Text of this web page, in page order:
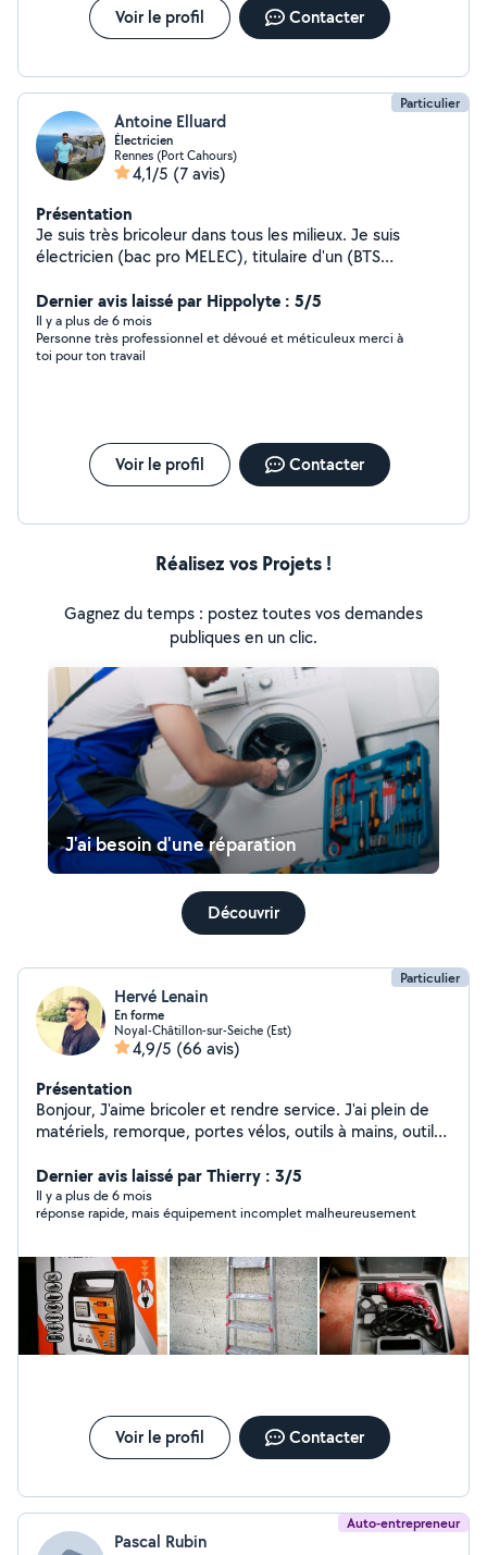
Voir le profil Contacter
Particulier
Antoine Elluard
Électricien
Rennes (Port Cahours)
4,1/5 (7 avis)
Présentation
Je suis très bricoleur dans tous les milieux. Je suis
électricien (bac pro MELEC), titulaire d'un (BTS
une grande expérience dans le milieu du tertiaire.
Dernier avis laissé par Hippolyte : 5/5
Il y a plus de 6 mois
Personne très professionnel et dévoué et méticuleux merci à
toi pour ton travail
Voir le profil Contacter
Réalisez vos Projets !
Gagnez du temps : postez toutes vos demandes
publiques en un clic.
J'ai besoin d'une réparation
Découvrir
Particulier
Hervé Lenain
En forme
Noyal-Châtillon-sur-Seiche (Est)
4,9/5 (66 avis)
Présentation
Bonjour, J'aime bricoler et rendre service. J'ai plein de
matériels, remorque, portes vélos, outils à mains, outils
Dernier avis laissé par Thierry : 3/5
Il y a plus de 6 mois
réponse rapide, mais équipement incomplet malheureusement
Voir le profil Contacter
Auto-entrepreneur
Pascal Rubin